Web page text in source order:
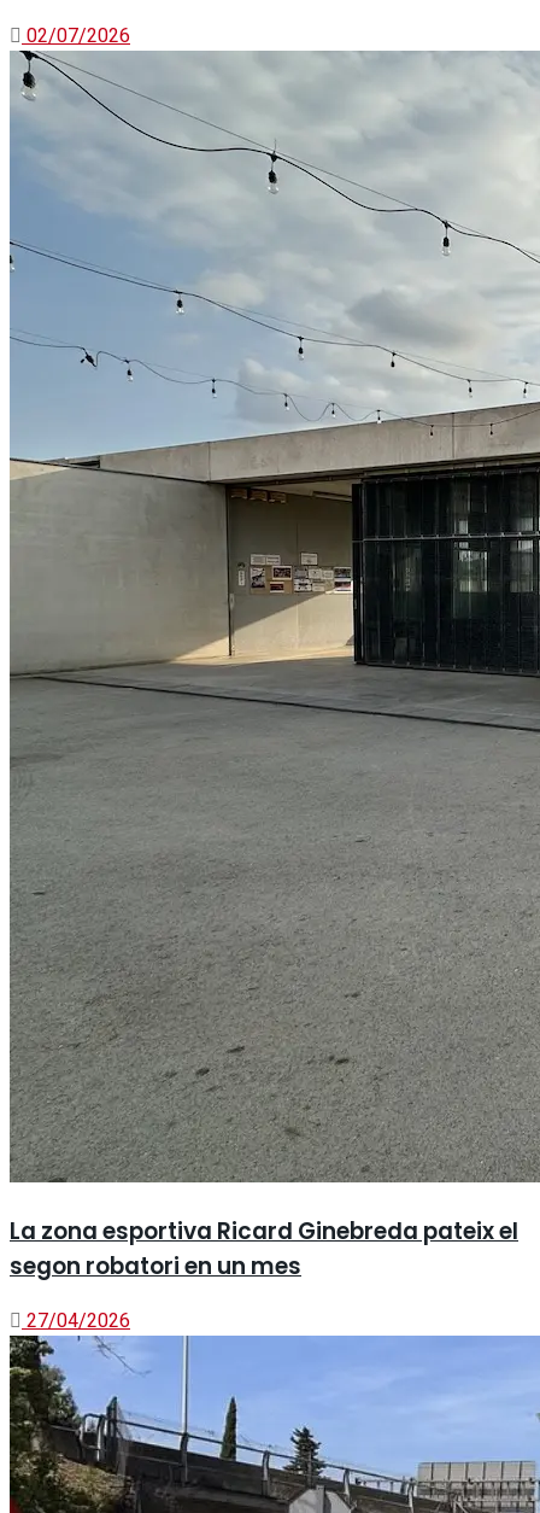
02/07/2026
La zona esportiva Ricard Ginebreda pateix el
segon robatori en un mes
27/04/2026